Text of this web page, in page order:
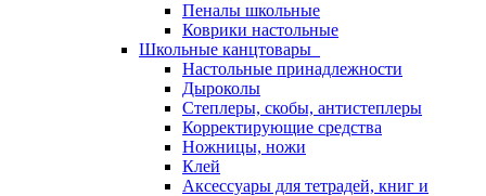
Пеналы школьные
Коврики настольные
Школьные канцтовары
Настольные принадлежности
Дыроколы
Степлеры, скобы, антистеплеры
Корректирующие средства
Ножницы, ножи
Клей
Аксессуары для тетрадей, книг и